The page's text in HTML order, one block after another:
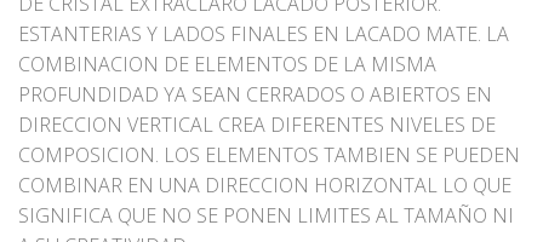
ESTANTERIAS Y LADOS FINALES EN LACADO MATE. LA
COMBINACION DE ELEMENTOS DE LA MISMA
PROFUNDIDAD YA SEAN CERRADOS O ABIERTOS EN
DIRECCION VERTICAL CREA DIFERENTES NIVELES DE
COMPOSICION. LOS ELEMENTOS TAMBIEN SE PUEDEN
COMBINAR EN UNA DIRECCION HORIZONTAL LO QUE
SIGNIFICA QUE NO SE PONEN LIMITES AL TAMAÑO NI